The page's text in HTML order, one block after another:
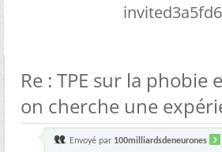
Re : TPE sur la phobie
on cherche une
Envoyé par 100milliardsdeneurones